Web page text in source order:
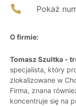
Pokaż
O firmie:
Tomasz Szultka -
specjalista, który
zlokalizowane w
Firma, znana
koncentruje się na